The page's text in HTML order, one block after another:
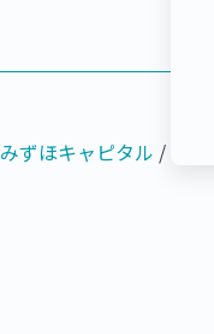
みずほキャピタル /